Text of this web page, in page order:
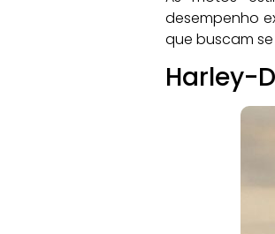
desempenho
que buscam
Harley-